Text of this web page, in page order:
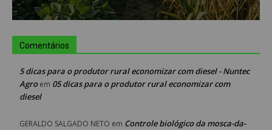
Comentários
5 dicas para o produtor rural economizar com diesel - Nuntec
Agroem 05 dicas para o produtor rural economizar com
diesel
GERALDO SALGADO NETO em Controle biológico da mosca-da-